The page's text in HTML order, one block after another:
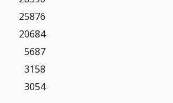
25876
20684
5687
3158
3054